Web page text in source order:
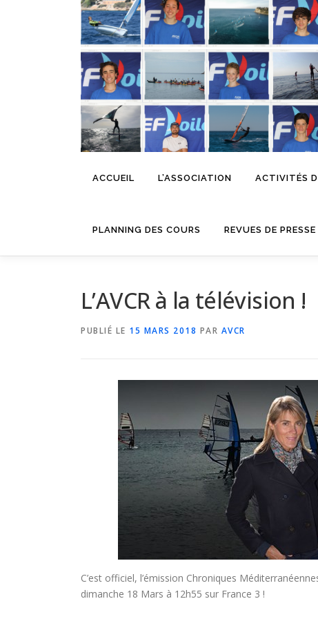
ACCUEIL L’ASSOCIATION ACTIVITÉS
PLANNING DES COURS REVUES DE PRESSE
L’AVCR à la télévision !
PUBLIÉ LE 15 MARS 2018 PAR AVCR
C’est officiel, l’émission Chroniques
dimanche 18 Mars à 12h55 sur France 3 !